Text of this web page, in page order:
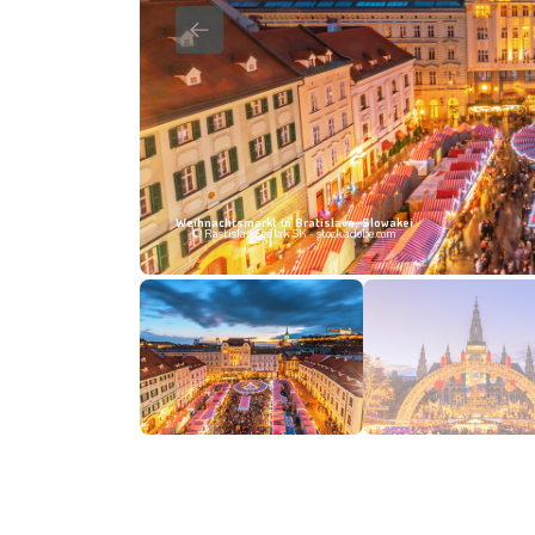
Weihnachtsmarkt in Bratislava, Slowakei
© Rastislav Sedlak SK - stock.adobe.com